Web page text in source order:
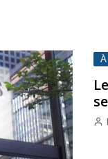
À